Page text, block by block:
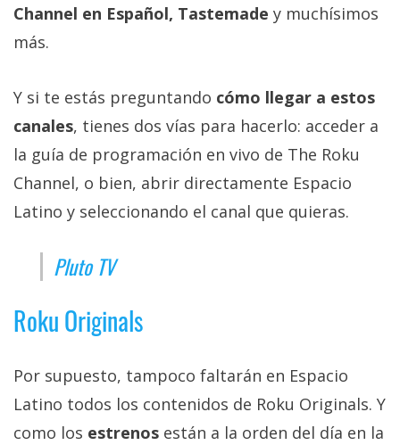
Channel en Español, Tastemade y muchísimos
más.
Y si te estás preguntando cómo llegar a estos
canales, tienes dos vías para hacerlo: acceder a
la guía de programación en vivo de The Roku
Channel, o bien, abrir directamente Espacio
Latino y seleccionando el canal que quieras.
Pluto TV
Roku Originals
Por supuesto, tampoco faltarán en Espacio
Latino todos los contenidos de Roku Originals. Y
como los estrenos están a la orden del día en la